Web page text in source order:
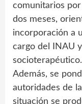
comunitarios
dos meses,
incorporación a
cargo del INAU
socioterapéutico.
Además, se
autoridades de
situación se